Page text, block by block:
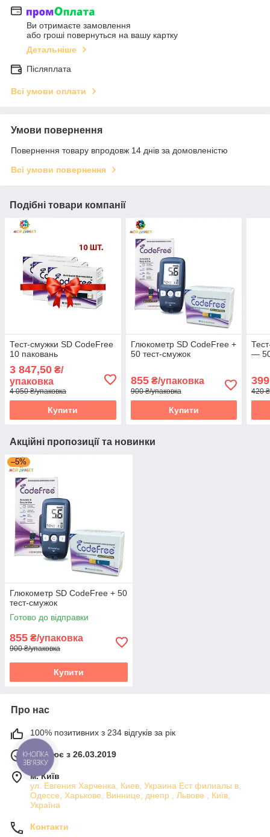
Ви отримаєте замовлення
або гроші повернуться на вашу картку
Детальніше
Післяплата
Всі умови оплати
Умови повернення
Повернення товару впродовж 14 днів за домовленістю
Всі умови повернення
Подібні товари компанії
Тест-смужки SD CodeFree
10 паковань
3 847,50 ₴/
упаковка
4 050 ₴/упаковка
Купити
Глюкометр SD CodeFree +
50 тест-смужок
855₴/упаковка
900 ₴/упаковка
Купити
—
399
420
Акційні пропозиції та новинки
–5%
Глюкометр SD CodeFree + 50
тест-смужок
Готово до відправки
855 ₴/упаковка
900 ₴/упаковка
Купити
Про нас
100% позитивних з 234 відгуків за рік
Працює з 26.03.2019
м. Київ
ул. Евгения Харченка, Киев, Украина Ест филиалы в,
Одессе, Харькове, Виннице, днепр , Львове , Київ,
Україна
Контакти
КНОПКА
ЗВ'ЯЗКУ